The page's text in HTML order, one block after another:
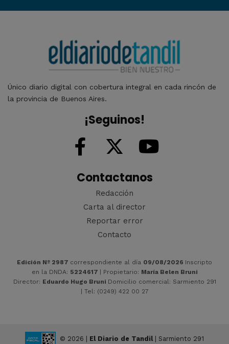
Único diario digital con cobertura integral en cada rincón de
la provincia de Buenos Aires.
¡Seguinos!
Contactanos
Redacción
Carta al director
Reportar error
Contacto
Edición Nº 2987 correspondiente al día 09/08/2026 Inscripto
en la DNDA: 5224617 | Propietario: María Belen Bruni
Director: Eduardo Hugo Bruni Domicilio comercial: Sarmiento 291
| Tel: (0249) 422 00 27
© 2026 | El Diario de Tandil| Sarmiento 291